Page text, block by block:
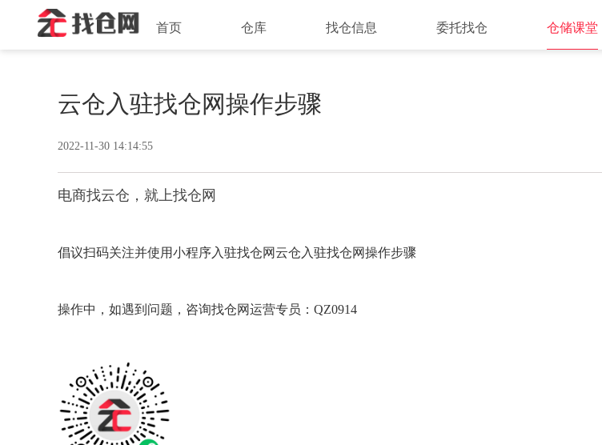
首页 仓库 找仓信息 委托找仓 仓储课堂
云仓入驻找仓网操作步骤
2022-11-30 14:14:55
电商找云仓，就上找仓网
倡议扫码关注并使用小程序入驻找仓网云仓入驻找仓网操作步骤
操作中，如遇到问题，咨询找仓网运营专员：QZ0914